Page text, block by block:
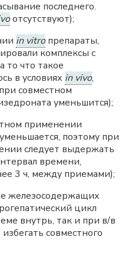
последнего.
отсутствуют);
in vitroпрепараты,
комплексы с
то что такое
в условиях in vivo,
совместном
уменьшится);
применении
поэтому при
следует выдержать
времени,
3 ч, между приемами);
железосодержащих
цикл
внутрь, так и при в/в
совместного